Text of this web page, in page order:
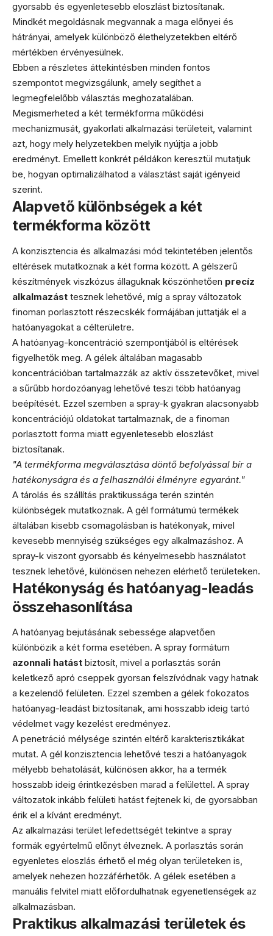
gyorsabb és egyenletesebb eloszlást biztosítanak.
Mindkét megoldásnak megvannak a maga előnyei és
hátrányai, amelyek különböző élethelyzetekben eltérő
mértékben érvényesülnek.
Ebben a részletes áttekintésben minden fontos
szempontot megvizsgálunk, amely segíthet a
legmegfelelőbb választás meghozatalában.
Megismerheted a két termékforma működési
mechanizmusát, gyakorlati alkalmazási területeit, valamint
azt, hogy mely helyzetekben melyik nyújtja a jobb
eredményt. Emellett konkrét példákon keresztül mutatjuk
be, hogyan optimalizálhatod a választást saját igényeid
szerint.
Alapvető különbségek a két
termékforma között
A konzisztencia és alkalmazási mód tekintetében jelentős
eltérések mutatkoznak a két forma között. A gélszerű
készítmények viszkózus állaguknak köszönhetően precíz
alkalmazást tesznek lehetővé, míg a spray változatok
finoman porlasztott részecskék formájában juttatják el a
hatóanyagokat a célterületre.
A hatóanyag-koncentráció szempontjából is eltérések
figyelhetők meg. A gélek általában magasabb
koncentrációban tartalmazzák az aktív összetevőket, mivel
a sűrűbb hordozóanyag lehetővé teszi több hatóanyag
beépítését. Ezzel szemben a spray-k gyakran alacsonyabb
koncentrációjú oldatokat tartalmaznak, de a finoman
porlasztott forma miatt egyenletesebb eloszlást
biztosítanak.
"A termékforma megválasztása döntő befolyással bír a
hatékonyságra és a felhasználói élményre egyaránt."
A tárolás és szállítás praktikussága terén szintén
különbségek mutatkoznak. A gél formátumú termékek
általában kisebb csomagolásban is hatékonyak, mivel
kevesebb mennyiség szükséges egy alkalmazáshoz. A
spray-k viszont gyorsabb és kényelmesebb használatot
tesznek lehetővé, különösen nehezen elérhető területeken.
Hatékonyság és hatóanyag-leadás
összehasonlítása
A hatóanyag bejutásának sebessége alapvetően
különbözik a két forma esetében. A spray formátum
azonnali hatást biztosít, mivel a porlasztás során
keletkező apró cseppek gyorsan felszívódnak vagy hatnak
a kezelendő felületen. Ezzel szemben a gélek fokozatos
hatóanyag-leadást biztosítanak, ami hosszabb ideig tartó
védelmet vagy kezelést eredményez.
A penetráció mélysége szintén eltérő karakterisztikákat
mutat. A gél konzisztencia lehetővé teszi a hatóanyagok
mélyebb behatolását, különösen akkor, ha a termék
hosszabb ideig érintkezésben marad a felülettel. A spray
változatok inkább felületi hatást fejtenek ki, de gyorsabban
érik el a kívánt eredményt.
Az alkalmazási terület lefedettségét tekintve a spray
formák egyértelmű előnyt élveznek. A porlasztás során
egyenletes eloszlás érhető el még olyan területeken is,
amelyek nehezen hozzáférhetők. A gélek esetében a
manuális felvitel miatt előfordulhatnak egyenetlenségek az
alkalmazásban.
Praktikus alkalmazási területek és